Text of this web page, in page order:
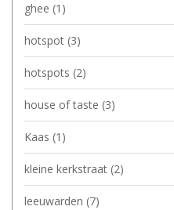
ghee (1)
hotspot (3)
hotspots (2)
house of taste (3)
Kaas (1)
kleine kerkstraat (2)
leeuwarden (7)